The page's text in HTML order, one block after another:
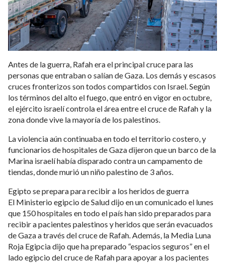
Antes de la guerra, Rafah era el principal cruce para las
personas que entraban o salían de Gaza. Los demás y escasos
cruces fronterizos son todos compartidos con Israel. Según
los términos del alto el fuego, que entró en vigor en octubre,
el ejército israelí controla el área entre el cruce de Rafah y la
zona donde vive la mayoría de los palestinos.
La violencia aún continuaba en todo el territorio costero, y
funcionarios de hospitales de Gaza dijeron que un barco de la
Marina israelí había disparado contra un campamento de
tiendas, donde murió un niño palestino de 3 años.
Egipto se prepara para recibir a los heridos de guerra
El Ministerio egipcio de Salud dijo en un comunicado el lunes
que 150 hospitales en todo el país han sido preparados para
recibir a pacientes palestinos y heridos que serán evacuados
de Gaza a través del cruce de Rafah. Además, la Media Luna
Roja Egipcia dijo que ha preparado “espacios seguros” en el
lado egipcio del cruce de Rafah para apoyar a los pacientes